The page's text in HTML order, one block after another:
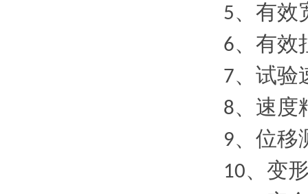
5、有效
6、有效
7、试验
8、速度
9、位移
10、变